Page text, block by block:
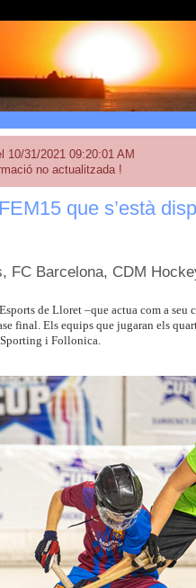
10/31/2021 09:20:01 AM
no actualitzada !
que s’està
FC Barcelona, CDM
de Lloret –que actua com a
final. Els equips que jugaran els
i Follonica.